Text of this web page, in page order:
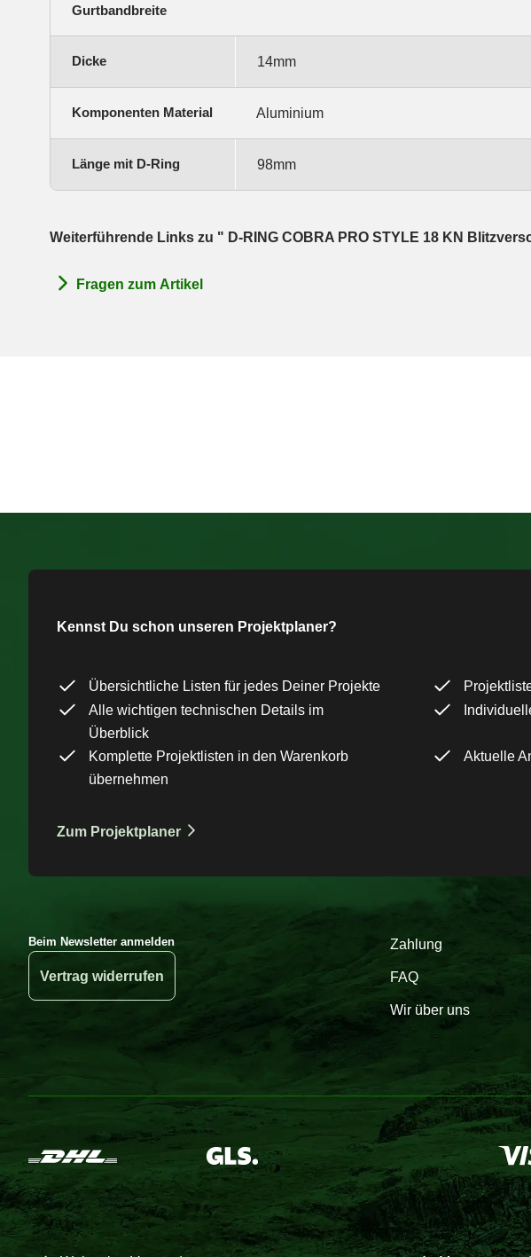
Gurtbandbreite
Dicke 14mm
Komponenten Material Aluminium
Länge mit D-Ring 98mm
Weiterführende Links zu " D-RING COBRA PRO STYLE 18 KN
Fragen zum Artikel
Kennst Du schon unseren Projektplaner?
Übersichtliche Listen für jedes Deiner Projekte
Alle wichtigen technischen Details im
Überblick
Komplette Projektlisten in den Warenkorb
übernehmen
Aktuelle
Zum Projektplaner
Beim Newsletter anmelden
Vertrag widerrufen
Zahlung
FAQ
Wir über uns